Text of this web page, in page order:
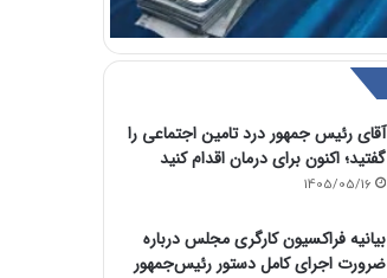
آقای رئیس جمهور درد تامین اجتماعی را
گفتید؛ اکنون برای درمان اقدام کنید
1405/05/16
بیانیه فراکسیون کارگری مجلس درباره
ضرورت اجرای کامل دستور رئیس‌جمهور